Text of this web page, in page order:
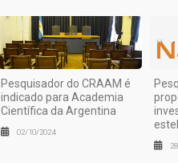
Pesquisador do CRAAM é
indicado para Academia
Científica da Argentina
02/10/2024